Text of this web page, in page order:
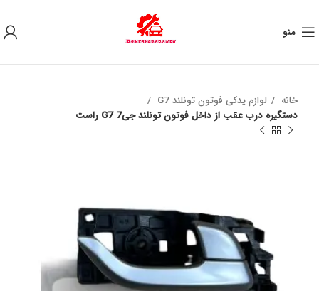
منو
خانه
لوازم یدکی فوتون تونلند G7
دستگیره درب عقب از داخل فوتون تونلند جی7 G7 راست
به علت نوسان ارز ، لطفا قبل از خرید تماس بگیرید.